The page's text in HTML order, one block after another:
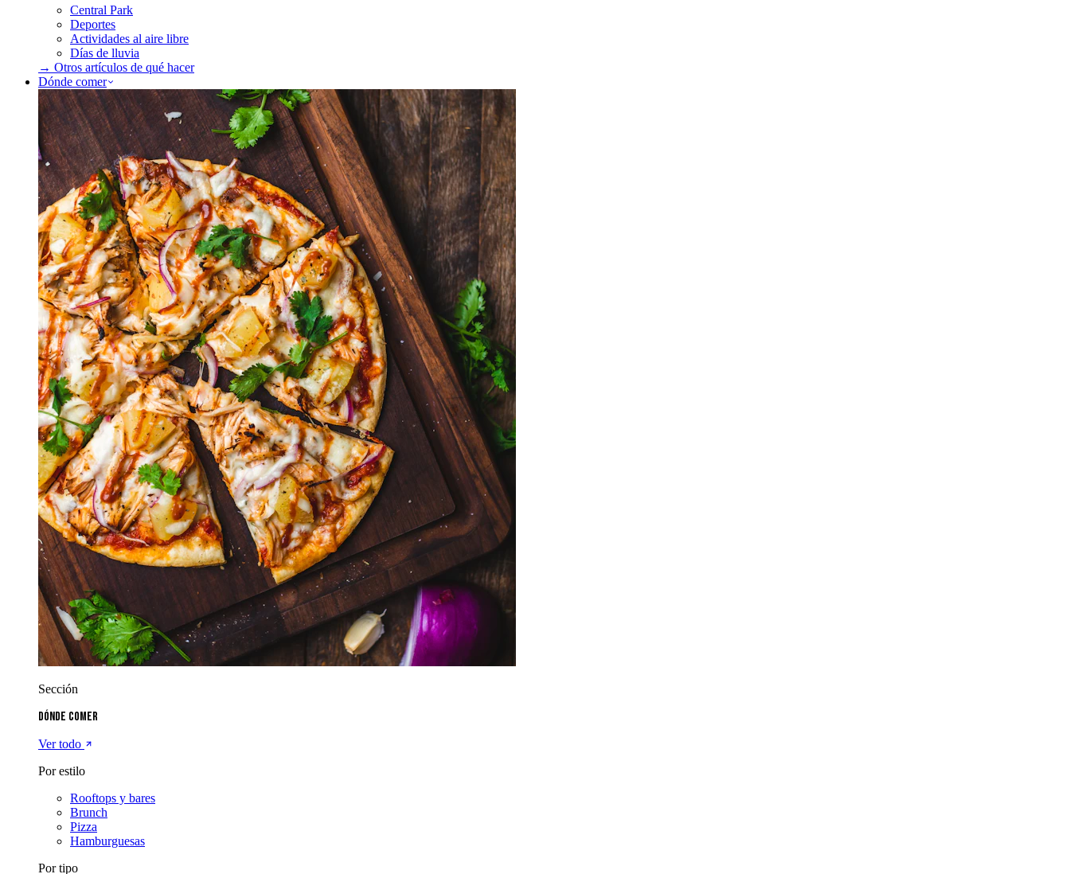
Central Park
Deportes
Actividades al aire libre
Días de lluvia
→ Otros artículos de qué hacer
Dónde comer
Sección
Dónde comer
Ver todo
Por estilo
Rooftops y bares
Brunch
Pizza
Hamburguesas
Por tipo